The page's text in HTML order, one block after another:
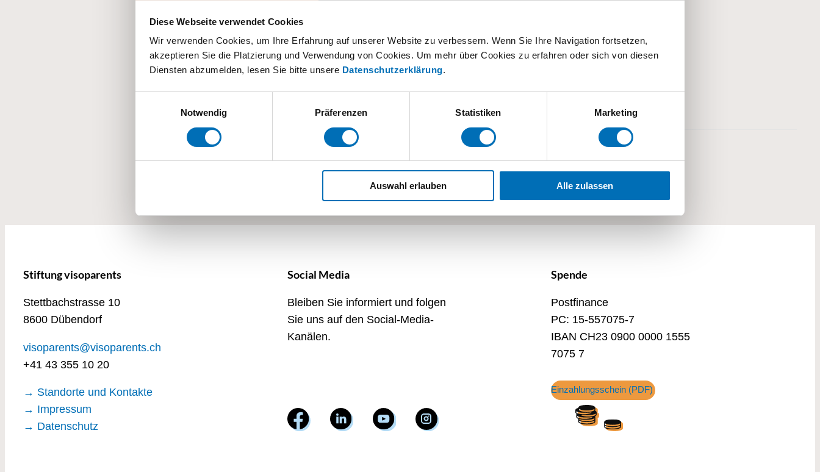
Diese Webseite verwendet Cookies
Wir verwenden Cookies, um Ihre Erfahrung auf unserer Website zu verbessern. Wenn Sie Ihre Navigation fortsetzen,
akzeptieren Sie die Platzierung und Verwendung von Cookies. Um mehr über Cookies zu erfahren oder sich von diesen
Diensten abzumelden, lesen Sie bitte unsere Datenschutzerklärung.
Notwendig
Präferenzen Statistiken Marketing
Auswahl erlauben Alle zulassen
DETAILS
Datum:
16.11.
Zeit:
19:00 - 21:00
Kategorien:
Alle,Eltern- und Fachberatung
Stiftung visoparents
Stettbachstrasse 10
8600 Dübendorf
visoparents@visoparents.ch
+41 43 355 10 20
→ Standorte und Kontakte
→ Impressum
→ Datenschutz
Social Media
Bleiben Sie informiert und folgen
Sie uns auf den Social-Media-
Kanälen.
Spende
Postfinance
PC: 15-557075-7
IBAN CH23 0900 0000 1555
7075 7
Einzahlungsschein (PDF)